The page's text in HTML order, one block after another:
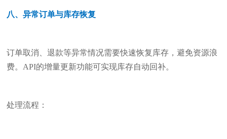
八、异常订单与库存恢复
订单取消、退款等异常情况需要快速恢复库存，避免资源浪
费。API的增量更新功能可实现库存自动回补。
处理流程：